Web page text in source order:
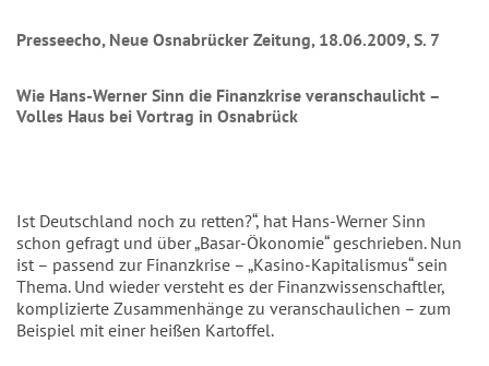
Presseecho, Neue Osnabrücker Zeitung, 18.06.2009, S. 7
Wie Hans-Werner Sinn die Finanzkrise veranschaulicht –
Volles Haus bei Vortrag in Osnabrück
Ist Deutschland noch zu retten?“, hat Hans-Werner Sinn
schon gefragt und über „Basar-Ökonomie“ geschrieben. Nun
ist – passend zur Finanzkrise – „Kasino-Kapitalismus“ sein
Thema. Und wieder versteht es der Finanzwissenschaftler,
komplizierte Zusammenhänge zu veranschaulichen – zum
Beispiel mit einer heißen Kartoffel.